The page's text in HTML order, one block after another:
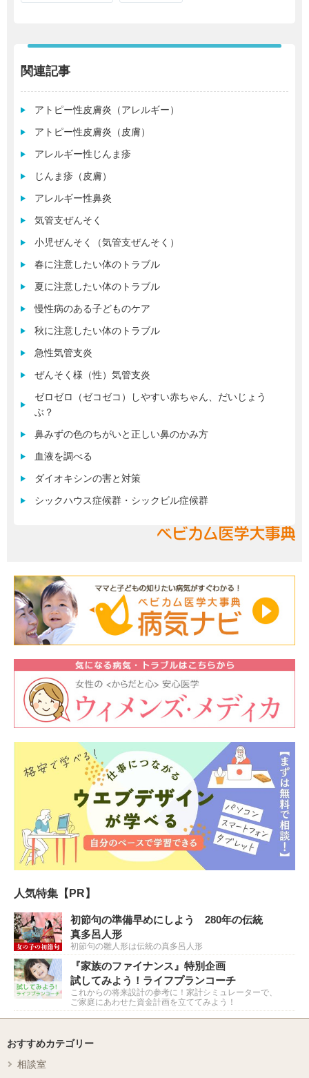
関連記事
アトピー性皮膚炎（アレルギー）
アトピー性皮膚炎（皮膚）
アレルギー性じんま疹
じんま疹（皮膚）
アレルギー性鼻炎
気管支ぜんそく
小児ぜんそく（気管支ぜんそく）
春に注意したい体のトラブル
夏に注意したい体のトラブル
慢性病のある子どものケア
秋に注意したい体のトラブル
急性気管支炎
ぜんそく様（性）気管支炎
ゼロゼロ（ゼコゼコ）しやすい赤ちゃん、だいじょう
ぶ？
鼻みずの色のちがいと正しい鼻のかみ方
血液を調べる
ダイオキシンの害と対策
シックハウス症候群・シックビル症候群
人気特集【PR】
初節句の準備早めにしよう 280年の伝統
真多呂人形
初節句の雛人形は伝統の真多呂人形
『家族のファイナンス』特別企画
試してみよう！ライフプランコーチ
これからの将来設計の参考に！家計シミュレーターで、
ご家庭にあわせた資金計画を立ててみよう！
おすすめカテゴリー
相談室